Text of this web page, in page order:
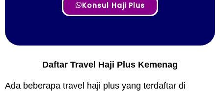
Konsul Haji Plus
Daftar Travel Haji Plus Kemenag
Ada beberapa travel haji plus yang terdaftar di